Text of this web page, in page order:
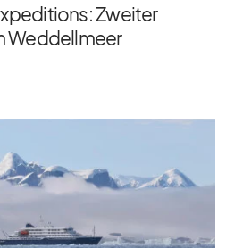
Zweiter
Weddellmeer